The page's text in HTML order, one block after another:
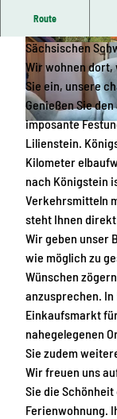
© Carmen Steglich |CC-BY-
© Carmen Steglich |CC-
Route
Sächsischen
Wir wohnen dort,
Sie ein, unsere
Genießen Sie
imposante
Lilienstein.
Kilometer
nach Königstein
Verkehrsmitteln
steht Ihnen
Wir geben unser
wie möglich zu
Wünschen
anzusprechen.
Einkaufsmarkt
nahegelegenen
Sie zudem
Wir freuen uns
Sie die
Ferienwohnung.